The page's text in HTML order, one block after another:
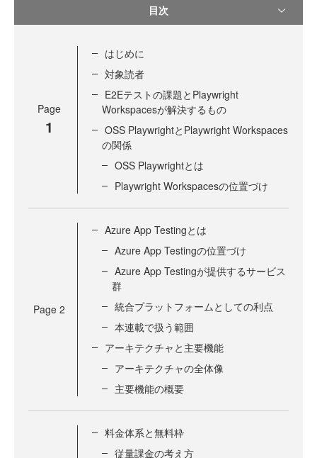
目次
Page
1
はじめに
対象読者
E2Eテストの課題とPlaywright
Workspacesが解決するもの
OSS PlaywrightとPlaywright Workspaces
の関係
OSS Playwrightとは
Playwright Workspacesの位置づけ
Page 2
Azure App Testingとは
Azure App Testingの位置づけ
Azure App Testingが提供するサービス
群
統合プラットフォームとしての利点
本連載で扱う範囲
アーキテクチャと主要機能
アーキテクチャの全体像
主要機能の概要
料金体系と無料枠
従量課金の考え方